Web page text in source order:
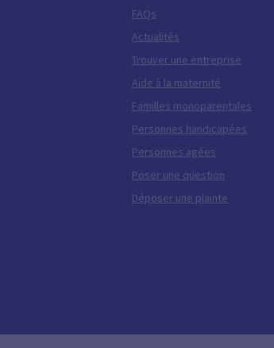
FAQs
Actualités
Trouver une entreprise
Aide à la maternité
Familles monoparentales
Personnes handicapées
Personnes agées
Poser une question
Déposer une plainte